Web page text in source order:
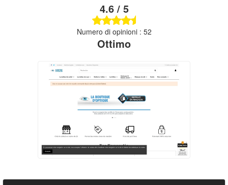
4.6 / 5
Numero di opinioni : 52
Ottimo